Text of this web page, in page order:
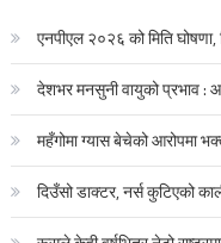
एनपीएल २०२६ को मिति
देशभर मनसुनी वायुको प्रभाव :
महँगोमा ग्यास बेचेको आरोपमा
दिउँसो डाक्टर, नर्स कुटिएको